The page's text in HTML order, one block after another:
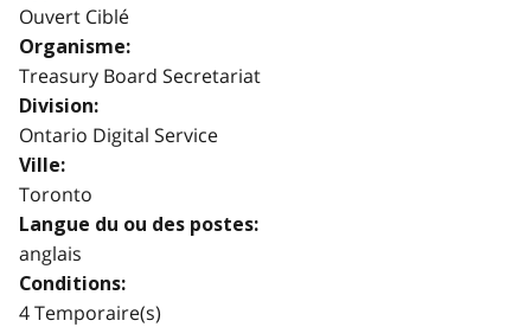
Ouvert Ciblé
Organisme:
Treasury Board Secretariat
Division:
Ontario Digital Service
Ville:
Toronto
Langue du ou des postes:
anglais
Conditions:
4 Temporaire(s)